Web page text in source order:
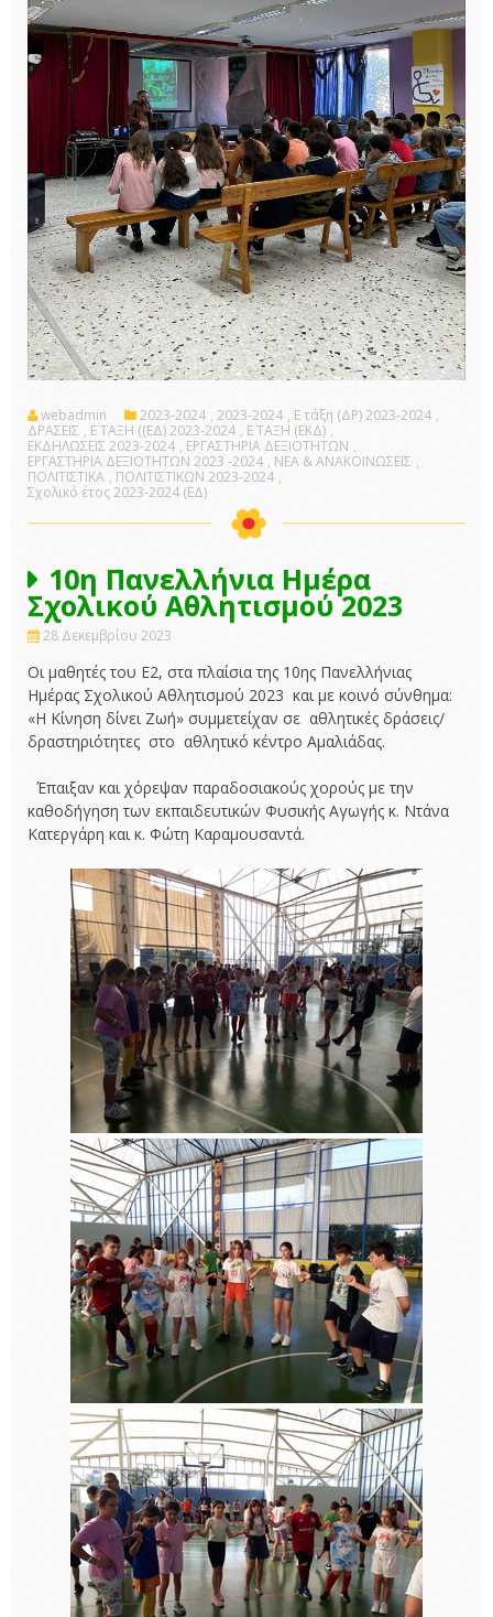
webadmin 2023-2024 , 2023-2024 , E τάξη (ΔΡ) 2023-2024 ,
ΔΡΑΣΕΙΣ , Ε ΤΑΞΗ ((ΕΔ) 2023-2024 , Ε ΤΑΞΗ (ΕΚΔ) ,
ΕΚΔΗΛΩΣΕΙΣ 2023-2024 , ΕΡΓΑΣΤΗΡΙΑ ΔΕΞΙΟΤΗΤΩΝ ,
ΕΡΓΑΣΤΗΡΙΑ ΔΕΞΙΟΤΗΤΩΝ 2023 -2024 , ΝΕΑ & ΑΝΑΚΟΙΝΩΣΕΙΣ ,
ΠΟΛΙΤΙΣΤΙΚΑ , ΠΟΛΙΤΙΣΤΙΚΩΝ 2023-2024 ,
Σχολικό έτος 2023-2024 (ΕΔ)
10η Πανελλήνια Ημέρα
Σχολικού Αθλητισμού 2023
28 Δεκεμβρίου 2023
Οι μαθητές του Ε2, στα πλαίσια της 10ης Πανελλήνιας
Ημέρας Σχολικού Αθλητισμού 2023 και με κοινό σύνθημα:
«Η Κίνηση δίνει Ζωή» συμμετείχαν σε αθλητικές δράσεις/
δραστηριότητες στο αθλητικό κέντρο Αμαλιάδας.
Έπαιξαν και χόρεψαν παραδοσιακούς χορούς με την
καθοδήγηση των εκπαιδευτικών Φυσικής Αγωγής κ. Ντάνα
Κατεργάρη και κ. Φώτη Καραμουσαντά.